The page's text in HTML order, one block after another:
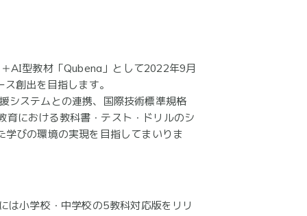
AI型教材「Qubena」として2022年9月
創出を目指します。
システムとの連携、国際技術標準規格
における教科書・テスト・ドリルのシ
びの環境の実現を目指してまいりま
は小学校・中学校の5教科対応版をリリ